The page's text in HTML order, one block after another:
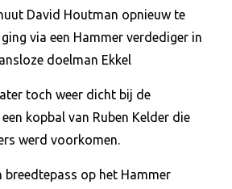
David Houtman opnieuw te
via een Hammer verdediger in
doelman Ekkel
toch weer dicht bij de
kopbal van Ruben Kelder die
werd voorkomen.
breedtepass op het Hammer